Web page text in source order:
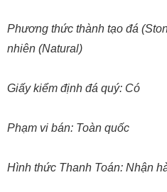
Phương thức thành tạo đá
nhiên (Natural)
Giấy kiểm định đá quý: Có
Phạm vi bán: Toàn quốc
Hình thức Thanh Toán: Nhận